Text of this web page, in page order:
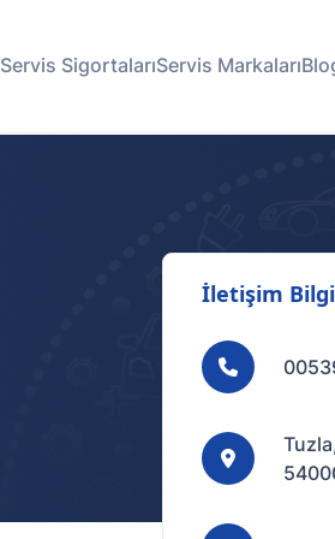
Servis SigortalarıServis Markaları
İletişim